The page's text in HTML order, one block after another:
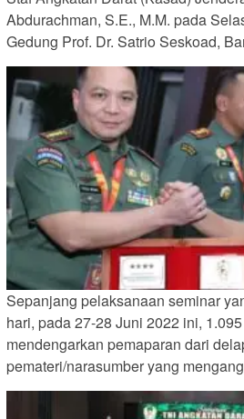
Abdurachman, S.E., M.M. pada
Gedung Prof. Dr. Satrio Seskoad,
Sepanjang pelaksanaan seminar
hari, pada 27-28 Juni 2022 ini,
mendengarkan pemaparan dari
pemateri/narasumber yang